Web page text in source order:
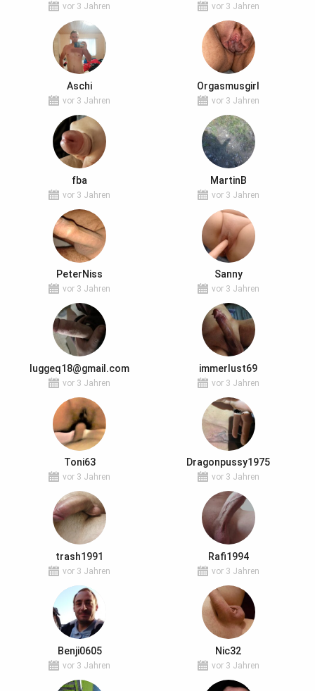
vor 3 Jahren vor 3 Jahren
Aschi
vor 3 Jahren
Orgasmusgirl
vor 3 Jahren
fba
vor 3 Jahren
MartinB
vor 3 Jahren
PeterNiss
vor 3 Jahren
Sanny
vor 3 Jahren
luggeq18@gmail.com
vor 3 Jahren
immerlust69
vor 3 Jahren
Toni63
vor 3 Jahren
Dragonpussy1975
vor 3 Jahren
trash1991
vor 3 Jahren
Rafi1994
vor 3 Jahren
Benji0605
vor 3 Jahren
Nic32
vor 3 Jahren